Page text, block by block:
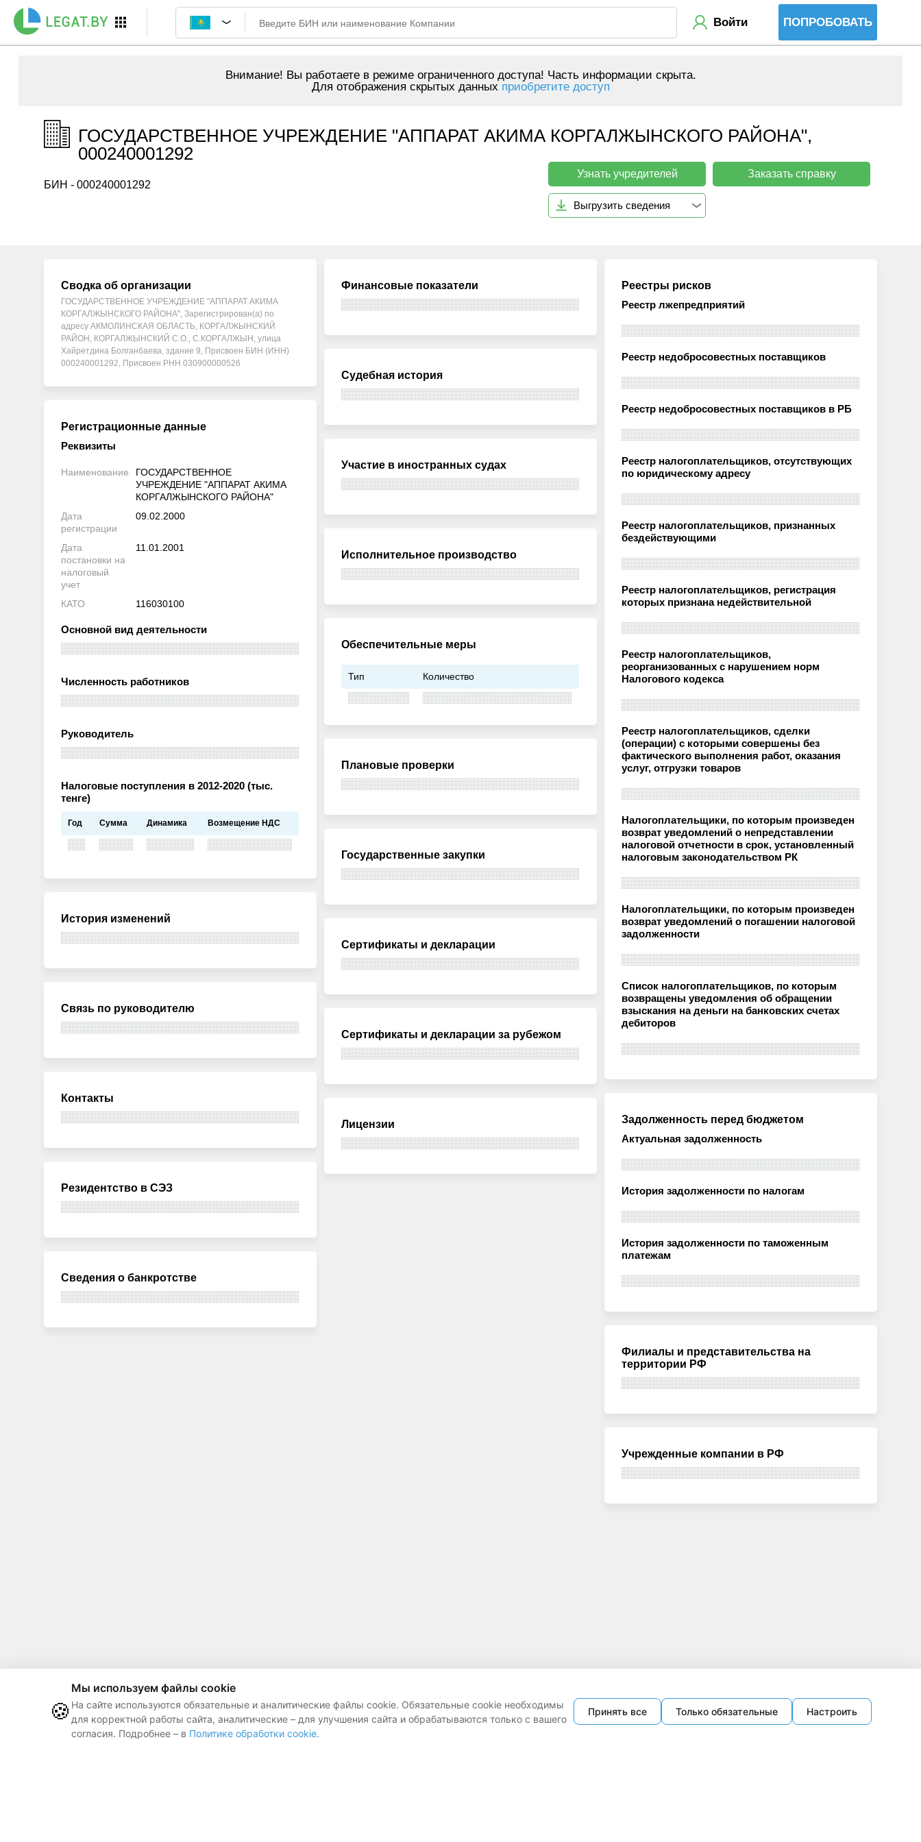
Войти ПОПРОБОВАТЬ
Внимание! Вы работаете в режиме ограниченного доступа! Часть информации скрыта.
Для отображения скрытых данных приобретите доступ
ГОСУДАРСТВЕННОЕ УЧРЕЖДЕНИЕ "АППАРАТ АКИМА КОРГАЛЖЫНСКОГО РАЙОНА",
000240001292
БИН - 000240001292
Узнать учредителей Заказать справку
Выгрузить сведения
Сводка об организации
ГОСУДАРСТВЕННОЕ УЧРЕЖДЕНИЕ "АППАРАТ АКИМА
КОРГАЛЖЫНСКОГО РАЙОНА", Зарегистрирован(а) по
адресу АКМОЛИНСКАЯ ОБЛАСТЬ, КОРГАЛЖЫНСКИЙ
РАЙОН, КОРГАЛЖЫНСКИЙ С.О., С.КОРГАЛЖЫН, улица
Хайретдина Болганбаева, здание 9, Присвоен БИН (ИНН)
000240001292, Присвоен РНН 030900000526
Регистрационные данные
Реквизиты
Наименование
ГОСУДАРСТВЕННОЕ
УЧРЕЖДЕНИЕ "АППАРАТ АКИМА
КОРГАЛЖЫНСКОГО РАЙОНА"
Дата
регистрации
09.02.2000
Дата
постановки на
налоговый
учет
11.01.2001
КАТО 116030100
Основной вид деятельности
Численность работников
Руководитель
Налоговые поступления в 2012-2020 (тыс.
тенге)
Год Сумма Динамика Возмещение НДС
История изменений
Связь по руководителю
Контакты
Резидентство в СЭЗ
Сведения о банкротстве
Финансовые показатели
Судебная история
Участие в иностранных судах
Исполнительное производство
Обеспечительные меры
Тип Количество
Плановые проверки
Государственные закупки
Сертификаты и декларации
Сертификаты и декларации за рубежом
Лицензии
Реестры рисков
Реестр лжепредприятий
Реестр недобросовестных поставщиков
Реестр недобросовестных поставщиков в РБ
Реестр налогоплательщиков, отсутствующих
по юридическому адресу
Реестр налогоплательщиков, признанных
бездействующими
Реестр налогоплательщиков, регистрация
которых признана недействительной
Реестр налогоплательщиков,
реорганизованных с нарушением норм
Налогового кодекса
Реестр налогоплательщиков, сделки
(операции) с которыми совершены без
фактического выполнения работ, оказания
услуг, отгрузки товаров
Налогоплательщики, по которым произведен
возврат уведомлений о непредставлении
налоговой отчетности в срок, установленный
налоговым законодательством РК
Налогоплательщики, по которым произведен
возврат уведомлений о погашении налоговой
задолженности
Список налогоплательщиков, по которым
возвращены уведомления об обращении
взыскания на деньги на банковских счетах
дебиторов
Задолженность перед бюджетом
Актуальная задолженность
История задолженности по налогам
История задолженности по таможенным
платежам
Филиалы и представительства на
территории РФ
Учрежденные компании в РФ
🍪
Мы используем файлы cookie
На сайте используются обязательные и аналитические файлы cookie. Обязательные cookie необходимы
для корректной работы сайта, аналитические – для улучшения сайта и обрабатываются только с вашего
согласия. Подробнее – в Политике обработки cookie.
Принять все Только обязательные Настроить